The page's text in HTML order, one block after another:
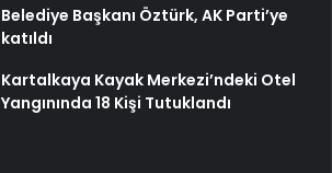
Belediye Başkanı Öztürk, AK Parti’ye
katıldı
Kartalkaya Kayak Merkezi’ndeki Otel
Yangınında 18 Kişi Tutuklandı